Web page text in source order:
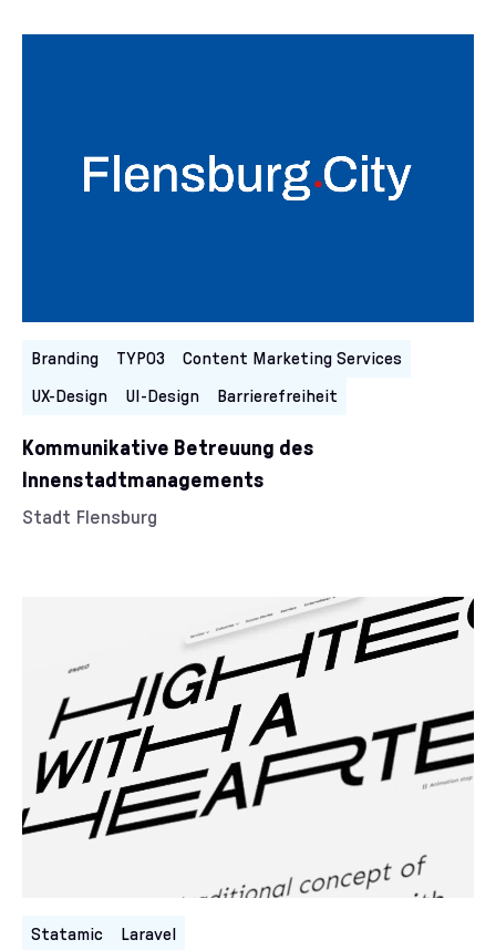
Kommunikative Betreuung des
Innenstadtmanagements
Kunde/Kundin:
Stadt Flensburg
Branding TYPO3 Content Marketing Services
UX-Design UI-Design Barrierefreiheit
Kategorien:
Statamic Laravel